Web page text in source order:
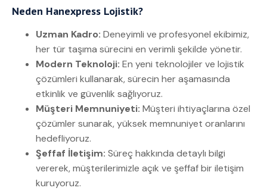
Neden Hanexpress Lojistik?
Uzman Kadro: Deneyimli ve profesyonel ekibimiz,
her tür taşıma sürecini en verimli şekilde yönetir.
Modern Teknoloji: En yeni teknolojiler ve lojistik
çözümleri kullanarak, sürecin her aşamasında
etkinlik ve güvenlik sağlıyoruz.
Müşteri Memnuniyeti: Müşteri ihtiyaçlarına özel
çözümler sunarak, yüksek memnuniyet oranlarını
hedefliyoruz.
Şeffaf İletişim: Süreç hakkında detaylı bilgi
vererek, müşterilerimizle açık ve şeffaf bir iletişim
kuruyoruz.